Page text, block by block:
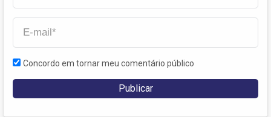
Concordo em tornar meu comentário público